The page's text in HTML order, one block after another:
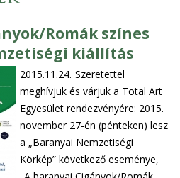
Romák színes
kiállítás
2015.11.24. Szeretettel
meghívjuk és várjuk a Total Art
Egyesület rendezvényére: 2015.
november 27-én (pénteken) lesz
a „Baranyai Nemzetiségi
Körkép” következő eseménye,